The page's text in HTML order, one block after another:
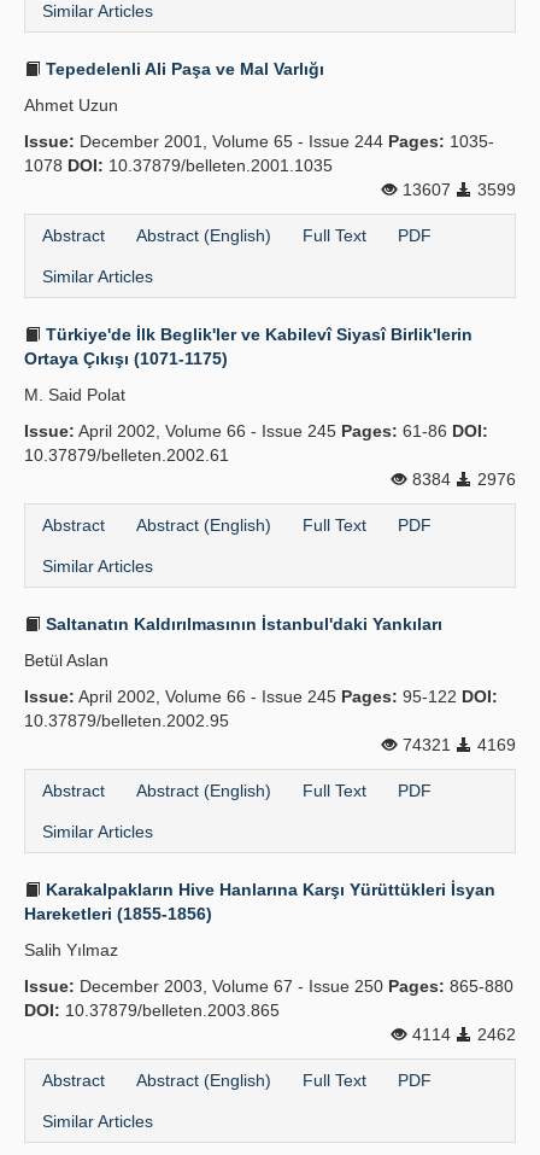
Similar Articles
Tepedelenli Ali Paşa ve Mal Varlığı
Ahmet Uzun
Issue: December 2001, Volume 65 - Issue 244 Pages: 1035-
1078 DOI: 10.37879/belleten.2001.1035
13607
3599
Abstract Abstract (English) Full Text PDF
Similar Articles
Türkiye'de İlk Beglik'ler ve Kabilevî Siyasî Birlik'lerin
Ortaya Çıkışı (1071-1175)
M. Said Polat
Issue: April 2002, Volume 66 - Issue 245 Pages: 61-86 DOI:
10.37879/belleten.2002.61
8384
2976
Abstract Abstract (English) Full Text PDF
Similar Articles
Saltanatın Kaldırılmasının İstanbul'daki Yankıları
Betül Aslan
Issue: April 2002, Volume 66 - Issue 245 Pages: 95-122 DOI:
10.37879/belleten.2002.95
74321
4169
Abstract Abstract (English) Full Text PDF
Similar Articles
Karakalpakların Hive Hanlarına Karşı Yürüttükleri İsyan
Hareketleri (1855-1856)
Salih Yılmaz
Issue: December 2003, Volume 67 - Issue 250 Pages: 865-880
DOI: 10.37879/belleten.2003.865
4114
2462
Abstract Abstract (English) Full Text PDF
Similar Articles